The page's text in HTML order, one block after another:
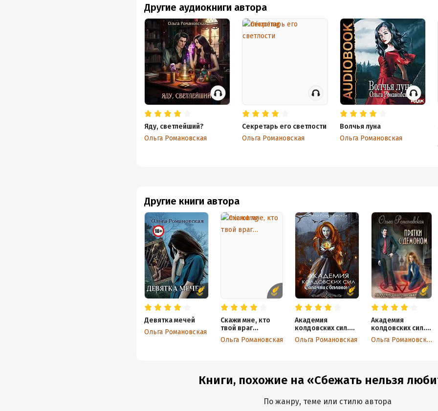
Другие книги автора
Девятка мечей
Ольга Романовская
Скажи мне, кто
твой враг…
Ольга Романовская
Академия
колдовских сил.
Салочки с демоном
Ольга Романовская
Академия
колдовских сил.
Прятки с демономОльга Романовская
Другие аудиокниги автора
Яду, светлейший?
Ольга Романовская
Секретарь его светлости
Ольга Романовская
Волчья луна
Ольга Романовская
Книги, похожие на «Сбежать нельзя
По жанру, теме или стилю автора